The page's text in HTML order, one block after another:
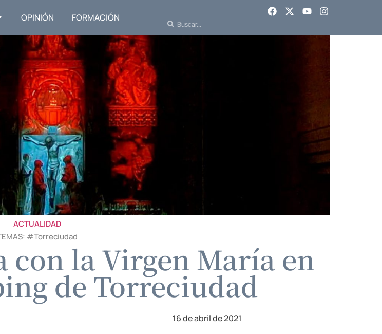
OPINIÓN FORMACIÓN
ACTUALIDAD
#Torreciudad
con la Virgen María en
de Torreciudad
16 de abril de 2021